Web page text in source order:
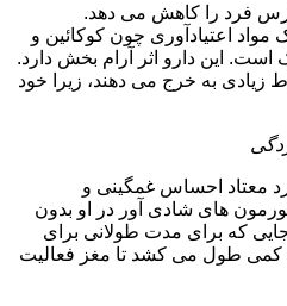
فرد را کاهش می دهد.
اعتیادآوری چون کوکائین و
است. این دارو اثر آرام بخش دارد.
زیادی به خرج می دهند، زیرا خود
معتاد احساس غمگینی و
های شادی آور در او بدون
که برای مدت طولانی برای
کمی طول می کشد تا مغز فعالیت